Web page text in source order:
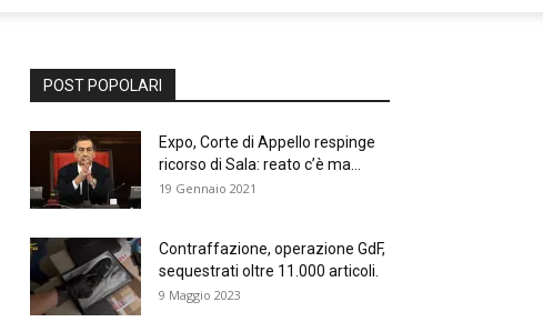
POST POPOLARI
Expo, Corte di Appello respinge
ricorso di Sala: reato c’è ma...
19 Gennaio 2021
Contraffazione, operazione GdF,
sequestrati oltre 11.000 articoli.
9 Maggio 2023